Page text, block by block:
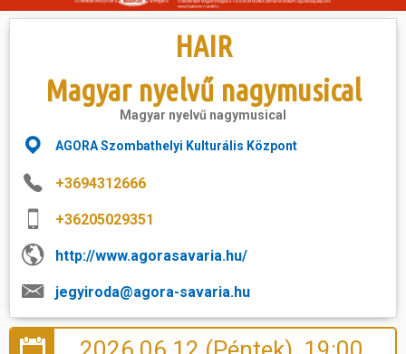
Sport
HAIR
Magyar nyelvű nagymusical
Magyar nyelvű nagymusical
AGORA Szombathelyi Kulturális Központ
+3694312666
+36205029351
http://www.agorasavaria.hu/
jegyiroda@agora-savaria.hu